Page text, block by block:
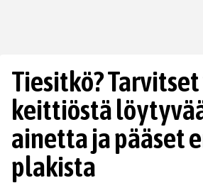
Tiesitkö?
keittiöstä
ainetta ja pääset
plakista